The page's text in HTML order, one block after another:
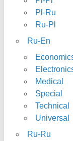
Pl-Ru
Ru-Pl
Ru-En
Medical
Special
Technical
Universal
Ru-Ru